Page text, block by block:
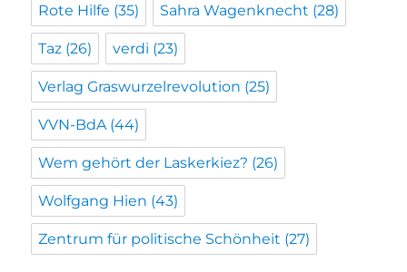
Rote Hilfe (35) Sahra Wagenknecht (28)
Taz (26) verdi (23)
Verlag Graswurzelrevolution (25)
VVN-BdA (44)
Wem gehört der Laskerkiez? (26)
Wolfgang Hien (43)
Zentrum für politische Schönheit (27)